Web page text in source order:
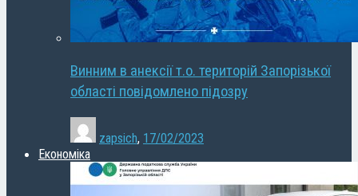
Винним в анексії т.о. територій Запорізької
області повідомлено підозру
zapsich, 17/02/2023
Економіка